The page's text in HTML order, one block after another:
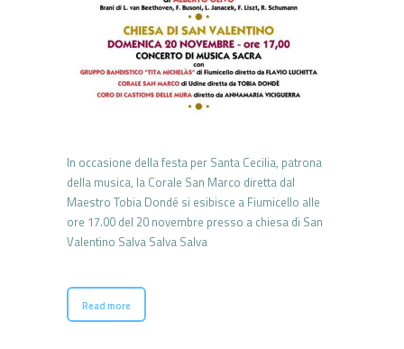
In occasione della festa per Santa Cecilia, patrona
della musica, la Corale San Marco diretta dal
Maestro Tobia Dondé si esibisce a Fiumicello alle
ore 17.00 del 20 novembre presso a chiesa di San
Valentino Salva Salva Salva
Read more